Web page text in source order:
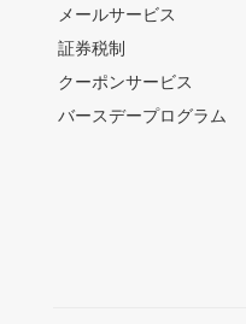
メールサービス
証券税制
クーポンサービス
バースデープログラム